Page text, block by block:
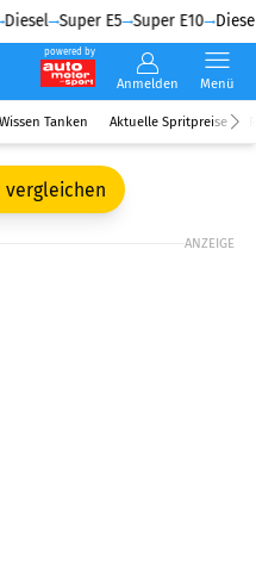
Diesel Super E5 Super E10 Diesel
powered by
Anmelden Menü
Wissen Tanken Aktuelle Spritpreise
vergleichen
ANZEIGE